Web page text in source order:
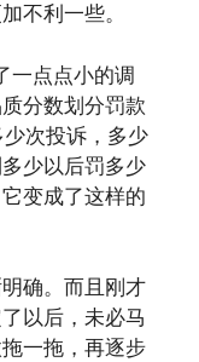
不利一些。
一点点小的调
分数划分罚款
次投诉，多少
少以后罚多少
变成了这样的
确。而且刚才
以后，未必马
一拖，再逐步